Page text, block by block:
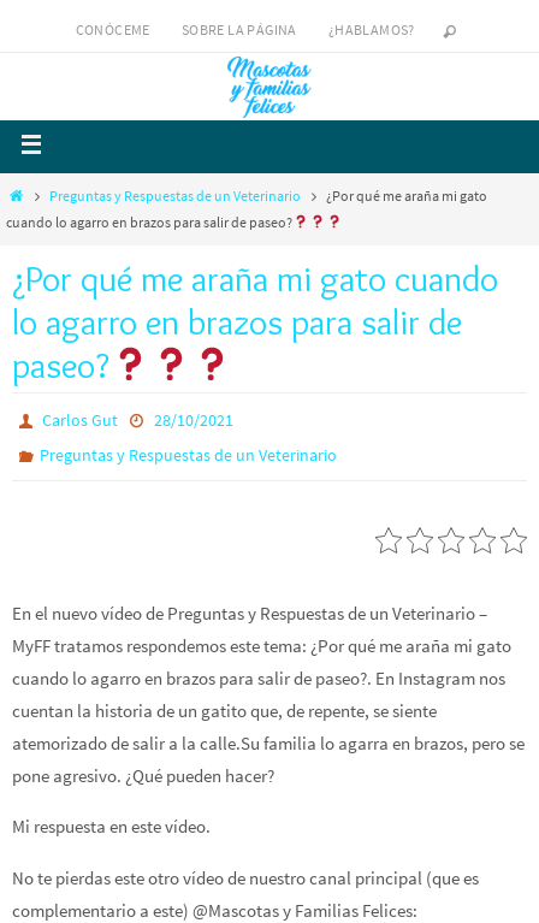
CONÓCEME SOBRE LA PÁGINA ¿HABLAMOS?
Preguntas y Respuestas de un Veterinario
¿Por qué me araña mi gato
cuando lo agarro en brazos para salir de paseo?
¿Por qué me araña mi gato cuando
lo agarro en brazos para salir de
paseo?
Carlos Gut
28/10/2021
Preguntas y Respuestas de un Veterinario
En el nuevo vídeo de Preguntas y Respuestas de un Veterinario –
MyFF tratamos respondemos este tema: ¿Por qué me araña mi gato
cuando lo agarro en brazos para salir de paseo?. En Instagram nos
cuentan la historia de un gatito que, de repente, se siente
atemorizado de salir a la calle.Su familia lo agarra en brazos, pero se
pone agresivo. ¿Qué pueden hacer?
Mi respuesta en este vídeo.
No te pierdas este otro vídeo de nuestro canal principal (que es
complementario a este) @Mascotas y Familias Felices: